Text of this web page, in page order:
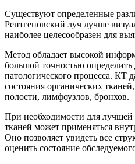
Существуют определенные
Рентгеновский луч лучше
наиболее целесообразен для
Метод обладает высокой
большой точностью
патологического процесса. КТ
состояния органических
полости, лимфоузлов, бронхов.
При необходимости для лучшей
тканей может применяться
Оно позволяет увидеть все
оценить состояние